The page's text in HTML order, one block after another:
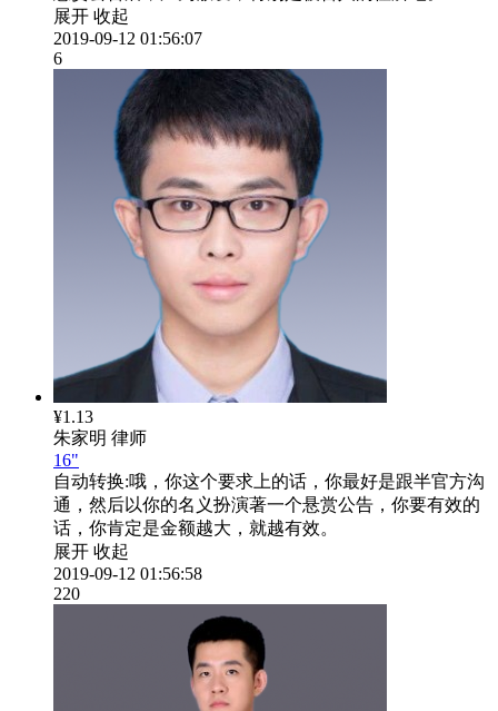
展开 收起
2019-09-12 01:56:07
6
¥1.13
朱家明 律师
16"
自动转换:哦，你这个要求上的话，你最好是跟半官方沟
通，然后以你的名义扮演著一个悬赏公告，你要有效的
话，你肯定是金额越大，就越有效。
展开 收起
2019-09-12 01:56:58
220